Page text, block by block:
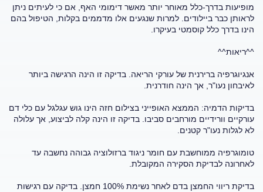
מופיעות בדרך-כלל מאוחר יותר מאשר דימומי האף, אם כי לעיתים ניתן
לראותן כבר ביילודים. למרות שנגעים אלו מדממים בקלות, הטיפול בהם
הינו בדרך כלל קוסמטי בעיקרו.
^^ריאות^^
אנגיוגרפיה ברירנית של עורקי הריאה. בדיקה זו הינה הרגישה ביותר
לאיבחון נעו"ר, אך הינה חודרנית.
בדיקות הדמיה: הממצא האופייני בצילום חזה הינו גוש עגלגל עם כלי דם
עורקיים וורידיים מורחבים סביבו. בדיקה זו הינה קלה לביצוע, אך עלולה
לא לגלות נעו"ר קטנים.
טומוגרפיה ממוחשבת עם חומר ניגוד ברזולוציה גבוהה נחשבה עד
לאחרונה לבדיקת הסקירה המקובלת.
בדיקת ריווי החמצן בדם לאחר נשימת 100% חמצן. בדיקה עם רגישות